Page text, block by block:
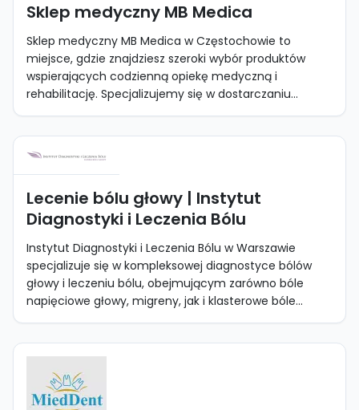
Sklep medyczny MB Medica
Sklep medyczny MB Medica w Częstochowie to
miejsce, gdzie znajdziesz szeroki wybór produktów
wspierających codzienną opiekę medyczną i
rehabilitację. Specjalizujemy się w dostarczaniu...
Lecenie bólu głowy | Instytut
Diagnostyki i Leczenia Bólu
Instytut Diagnostyki i Leczenia Bólu w Warszawie
specjalizuje się w kompleksowej diagnostyce bólów
głowy i leczeniu bólu, obejmującym zarówno bóle
napięciowe głowy, migreny, jak i klasterowe bóle...